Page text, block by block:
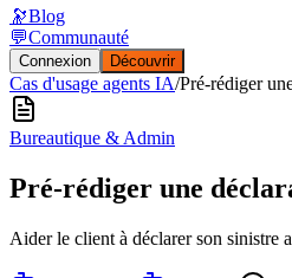
🔭Blog
💬Communauté
Connexion Découvrir
Cas d'usage agents IA/Pré-rédiger
Bureautique & Admin
Pré-rédiger une
Aider le client à déclarer son sinistre